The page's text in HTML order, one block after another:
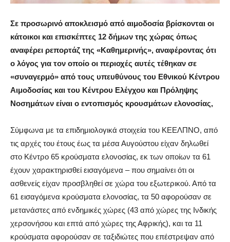
Σε προσωρινό αποκλεισμό από αιμοδοσία βρίσκονται οι
κάτοικοι και επισκέπτες 12 δήμων της χώρας όπως
αναφέρει ρεπορτάζ της «Καθημερινής», αναφέροντας ότι
ο λόγος για τον οποίο οι περιοχές αυτές τέθηκαν σε
«συναγερμό» από τους υπευθύνους του Εθνικού Κέντρου
Αιμοδοσίας και του Κέντρου Ελέγχου και Πρόληψης
Νοσημάτων είναι ο εντοπισμός κρουσμάτων ελονοσίας,
Σύμφωνα με τα επιδημιολογικά στοιχεία του ΚΕΕΛΠΝΟ, από
τις αρχές του έτους έως τα μέσα Αυγούστου είχαν δηλωθεί
στο Κέντρο 65 κρούσματα ελονοσίας, εκ των οποίων τα 61
έχουν χαρακτηρισθεί εισαγόμενα – που σημαίνει ότι οι
ασθενείς είχαν προσβληθεί σε χώρα του εξωτερικού. Από τα
61 εισαγόμενα κρούσματα ελονοσίας, τα 50 αφορούσαν σε
μετανάστες από ενδημικές χώρες (43 από χώρες της Ινδικής
χερσονήσου και επτά από χώρες της Αφρικής), και τα 11
κρούσματα αφορούσαν σε ταξιδιώτες που επέστρεψαν από